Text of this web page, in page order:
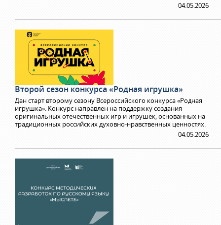
04.05.2026
Второй сезон конкурса «Родная игрушка»
Дан старт второму сезону Всероссийского конкурса «Родная
игрушка». Конкурс направлен на поддержку создания
оригинальных отечественных игр и игрушек, основанных на
традиционных российских духовно-нравственных ценностях.
04.05.2026